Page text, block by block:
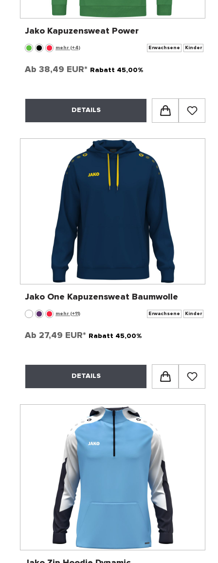
Jako Kapuzensweat Power
mehr (+4) Erwachsene Kinder
Ab 38,49 EUR* Rabatt 45,00%
DETAILS
Jako One Kapuzensweat Baumwolle
mehr (+11) Erwachsene Kinder
Ab 27,49 EUR* Rabatt 45,00%
DETAILS